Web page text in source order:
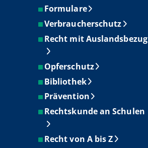
Formulare
Verbraucherschutz
Recht mit Auslandsbezug
Opferschutz
Bibliothek
Prävention
Rechtskunde an Schulen
Recht von A bis Z